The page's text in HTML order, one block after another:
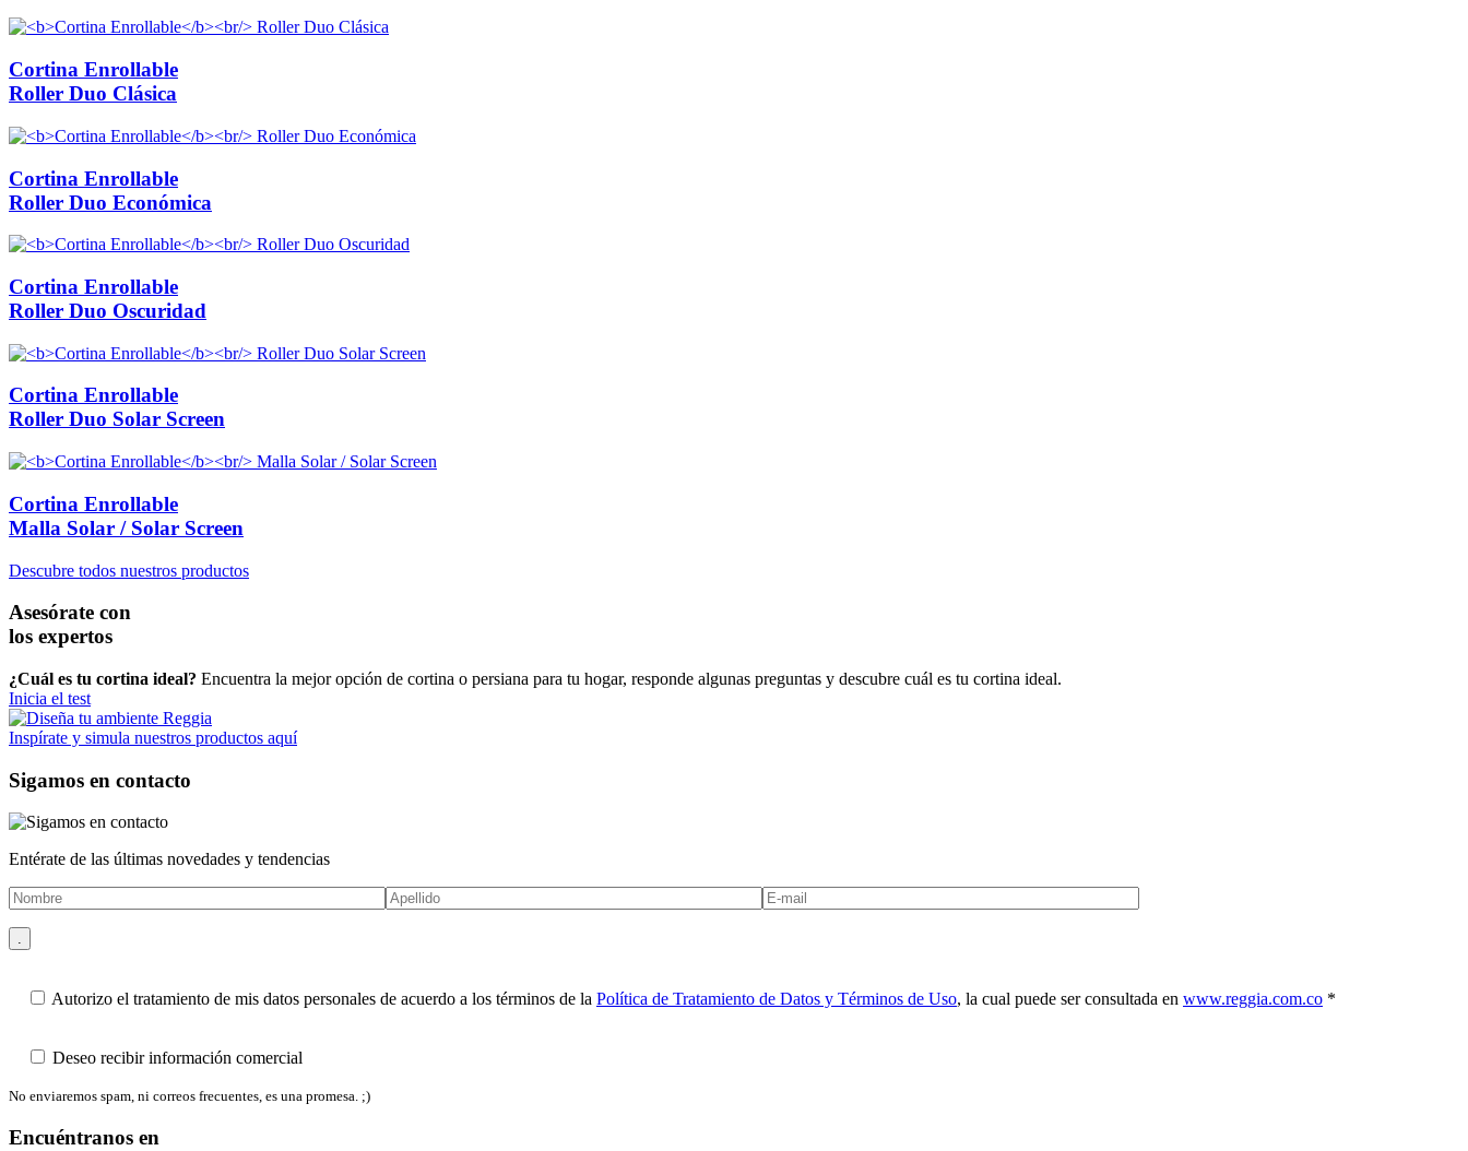
Cortina Enrollable
Roller Duo Clásica
Cortina Enrollable
Roller Duo Económica
Cortina Enrollable
Roller Duo Oscuridad
Cortina Enrollable
Roller Duo Solar Screen
Cortina Enrollable
Malla Solar / Solar Screen
Descubre todos nuestros productos
Asesórate con
los expertos
¿Cuál es tu cortina ideal? Encuentra la mejor opción de cortina o persiana para tu hogar, responde algunas preguntas y descubre cuál es tu cortina ideal.
Inicia el test
Inspírate y simula nuestros productos aquí
Sigamos en contacto
Entérate de las últimas novedades y tendencias
Autorizo el tratamiento de mis datos personales de acuerdo a los términos de la Política de Tratamiento de Datos y Términos de Uso, la cual puede ser consultada en www.reggia.com.co *
Deseo recibir información comercial
No enviaremos spam, ni correos frecuentes, es una promesa. ;)
Encuéntranos en